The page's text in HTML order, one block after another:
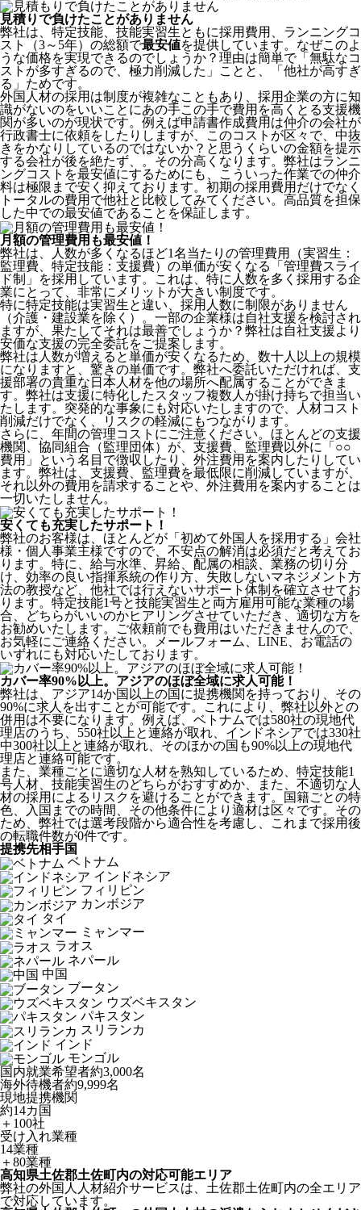
見積りで負けたことがありません
弊社は、特定技能、技能実習生ともに採用費用、ランニングコ
スト（3～5年）の総額で最安値を提供しています。なぜこのよ
うな価格を実現できるのでしょうか？理由は簡単で「無駄なコ
ストが多すぎるので、極力削減した」ことと、
「他社が高すぎ
る」 ためです。
外国人材の採用は制度が複雑なこともあり、採用企業の方に知
識がないのをいいことにあの手この手で費用を高くとる支援機
関が多いのが現状です。例えば申請書作成費用は仲介の会社が
行政書士に依頼をしたりしますが、このコストが区々で、中抜
きをかなりしているのではないか？と思うくらいの金額を提示
する会社が後を絶たず、。その分高くなります。弊社はランニ
ングコストを最安値にするためにも、こういった作業での仲介
料は極限まで安く抑えております。 初期の採用費用だけでなく
トータルの費用で他社と比較してみてください。 高品質を担保
した中での最安値であることを保証します。
月額の管理費用も最安値！
弊社は、
人数が多くなるほど1名当たりの管理費用（実習生：
監理費、特定技能：支援費）の単価が安くなる「管理費スライ
ド制」を採用 しています。これは、特に人数を多く採用する企
業にとって、非常にメリットが大きい制度です。
特に特定技能は実習生と違い、採用人数に制限がありません
（介護・建設業を除く）。一部の企業様は自社支援を検討され
ますが、果たしてそれは最善でしょうか？弊社は自社支援より
安価な支援の完全委託をご提案します。
弊社は人数が増えると単価が安くなるため、数十人以上の規模
になりますと、驚きの単価です。弊社へ委託いただければ、支
援部署の貴重な日本人材を他の場所へ配属することができま
す。弊社は支援に特化したスタッフ複数人が掛け持ちで担当い
たします。突発的な事象にも対応いたしますので、人材コスト
削減だけでなく、リスクの軽減にもつながります。
さらに、年間の管理コストにご注意ください。ほとんどの支援
機関、協同組合（監理団体）が、支援費、監理費以外に「○○
費用」という名目で徴収したり、外注費用を案内したりしてい
ます。弊社は、支援費、監理費を最低限に削減していますが、
それ以外の費用を請求することや、外注費用を案内することは
一切いたしません。
安くても充実したサポート！
弊社のお客様は、ほとんどが 「初めて外国人を採用する」 会社
様・個人事業主様ですので、不安点の解消は必須だと考えてお
ります。特に、給与水準、昇給、配属の相談、業務の切り分
け、効率の良い指揮系統の作り方、失敗しないマネジメント方
法の教授など、 他社では行えないサポート体制 を確立させてお
ります。特定技能1号と技能実習生と両方雇用可能な業種の場
合、どちらがいいのかヒアリングさせていただき、適切な方を
お勧めいたします。ご依頼前でも費用はいただきませんので、
お気軽にご連絡ください。メールフォーム、LINE、お電話の
いずれにも対応いたしております。
カバー率90%以上。アジアのほぼ全域に求人可能！
弊社は、 アジア14か国以上の国に提携機関を持っており、その
90%に求人を出すことが可能です。これにより、弊社以外との
併用は不要になります。例えば、ベトナムでは580社の現地代
理店のうち、550社以上と連絡が取れ、インドネシアでは330社
中300社以上と連絡が取れ、そのほかの国も90%以上の現地代
理店と連絡可能です。
また、業種ごとに適切な人材を熟知しているため、特定技能1
号人材、技能実習生のどちらがおすすめか、また、不適切な人
材の採用によるリスクを避けることができます。国籍ごとの特
色、入国までの時間、その他条件により適材は区々です。その
ため、弊社では選考段階から適合性を考慮し、これまで採用後
の転職件数が0件です。
提携先相手国
ベトナム
インドネシア
フィリピン
カンボジア
タイ
ミャンマー
ラオス
ネパール
中国
ブータン
ウズベキスタン
パキスタン
スリランカ
インド
モンゴル
国内就業希望者約3,000名
海外待機者約9,999名
現地提携機関
約14カ国
＋100社
受け入れ業種
14業種
＋80業種
高知県土佐郡土佐町内の対応可能エリア
弊社の外国人人材紹介サービスは、土佐郡土佐町内の全エリア
で対応しています。